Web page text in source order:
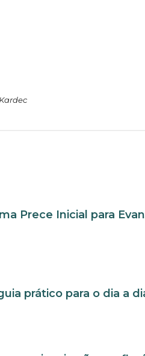
Prece Inicial para
prático para o dia a